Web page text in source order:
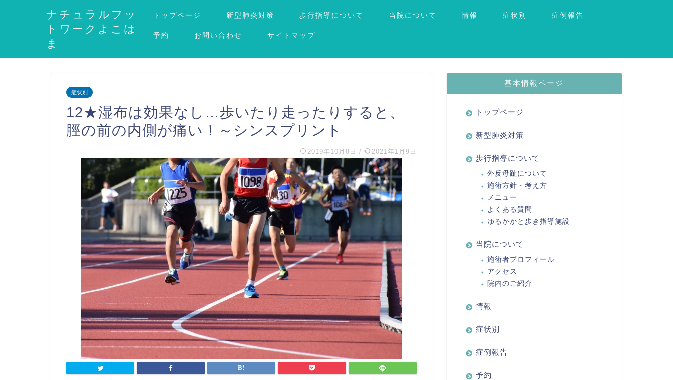
ナチュラルフッ
トワークよこは
ま
トップページ 新型肺炎対策 歩行指導について 当院について 情報 症状別 症例報告
予約 お問い合わせ サイトマップ
症状別
12★湿布は効果なし…歩いたり走ったりすると、
脛の前の内側が痛い！～シンスプリント
2019年10月8日 / 2021年1月9日
基本情報ページ
トップページ
新型肺炎対策
歩行指導について
外反母趾について
施術方針・考え方
メニュー
よくある質問
ゆるかかと歩き指導施設
当院について
施術者プロフィール
アクセス
院内のご紹介
情報
症状別
症例報告
予約